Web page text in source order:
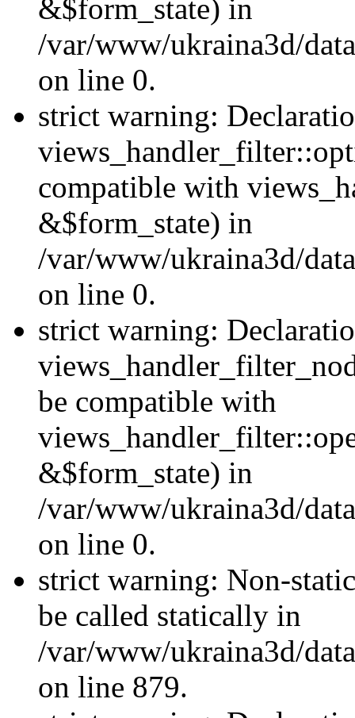
&$form_state) in
/var/www/ukraina3d/
on line 0.
strict warning:
compatible with
&$form_state) in
/var/www/ukraina3d/
on line 0.
strict warning:
be compatible with
&$form_state) in
/var/www/ukraina3d/
on line 0.
strict warning: Non-
be called statically in
/var/www/ukraina3d/
on line 879.